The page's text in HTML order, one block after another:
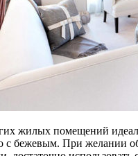
жилых помещений
с бежевым. При желании